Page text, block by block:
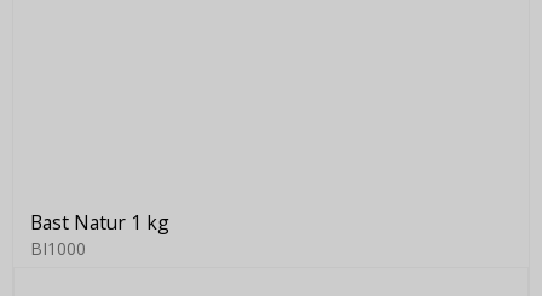
Bast Natur 1 kg
BI1000